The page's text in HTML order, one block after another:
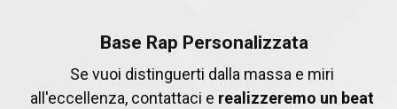
Base Rap Personalizzata
Se vuoi distinguerti dalla massa e miri
all'eccellenza, contattaci e realizzeremo un beat